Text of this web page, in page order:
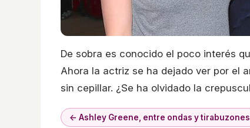
De sobra es conocido el poco interés
Ahora la actriz se ha dejado ver por el
sin cepillar. ¿Se ha olvidado la
← Ashley Greene, entre ondas y tirabuzones